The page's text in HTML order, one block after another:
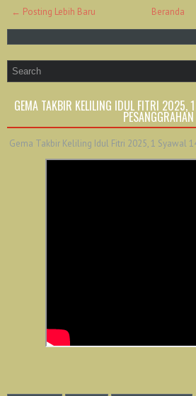
← Posting Lebih Baru Beranda
GEMA TAKBIR KELILING IDUL FITRI 2025,
PESANGGRAHAN
Gema Takbir Keliling Idul Fitri 2025, 1 Syawal